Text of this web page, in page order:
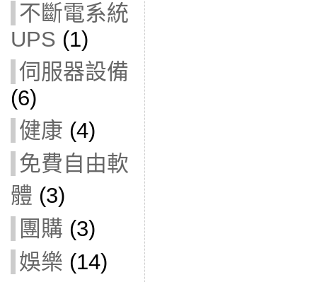
不斷電系統
UPS (1)
伺服器設備
(6)
健康 (4)
免費自由軟
體 (3)
團購 (3)
娛樂 (14)